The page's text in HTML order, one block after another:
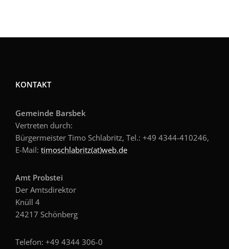
KONTAKT
Gemeinde Barsbek
Vertreten durch:
Bürgermeister Timo Schlabritz, Tel.: +49 4344-410246,
E-Mail: timoschlabritz(at)web.de
Amt Probstei
Der Amtsdirektor
Knüll 4
24217 Schönberg
Telefon: +49 4344 306-0